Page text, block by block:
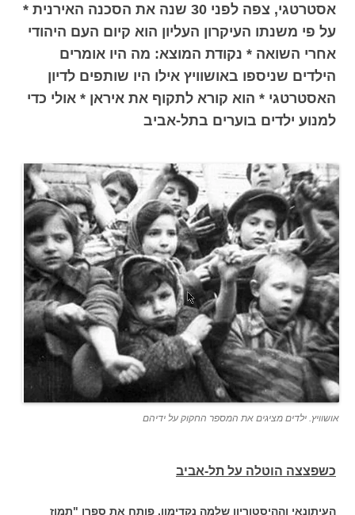
אסטרטגי, צפה לפני 30 שנה את הסכנה האירנית *
על פי משנתו העיקרון העליון הוא קיום העם היהודי
אחרי השואה * נקודת המוצא: מה היו אומרים
הילדים שניספו באושוויץ אילו היו שותפים לדיון
האסטרטגי * הוא קורא לתקוף את איראן * אולי כדי
למנוע ילדים בוערים בתל-אביב
אושוויץ. ילדים מציגים את המספר החקוק על ידיהם
כשפצצה הוטלה על תל-אביב
העיתונאי וההיסטוריון שלמה נקדימון, פותח את ספרו "תמוז